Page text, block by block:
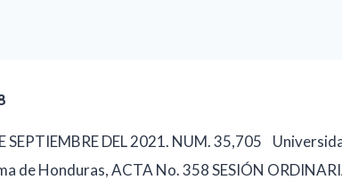
SEPTIEMBRE DEL 2021. NUM. 35,705
de Honduras, ACTA No. 358 SESIÓN